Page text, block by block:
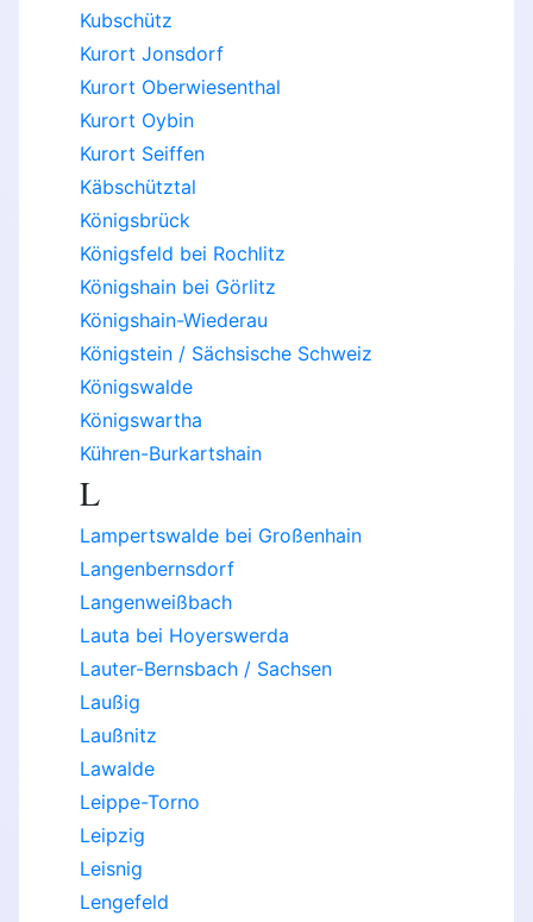
Kubschütz
Kurort Jonsdorf
Kurort Oberwiesenthal
Kurort Oybin
Kurort Seiffen
Käbschütztal
Königsbrück
Königsfeld bei Rochlitz
Königshain bei Görlitz
Königshain-Wiederau
Königstein / Sächsische Schweiz
Königswalde
Königswartha
Kühren-Burkartshain
L
Lampertswalde bei Großenhain
Langenbernsdorf
Langenweißbach
Lauta bei Hoyerswerda
Lauter-Bernsbach / Sachsen
Laußig
Laußnitz
Lawalde
Leippe-Torno
Leipzig
Leisnig
Lengefeld